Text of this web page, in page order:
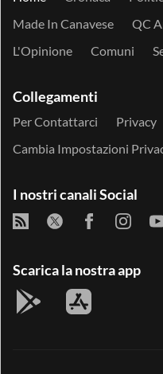
Made In Canavese
QC
L'Opinione
Comuni
Collegamenti
Per Contattarci Privacy
Cambia Impostazioni
I nostri canali Social
Scarica la nostra app